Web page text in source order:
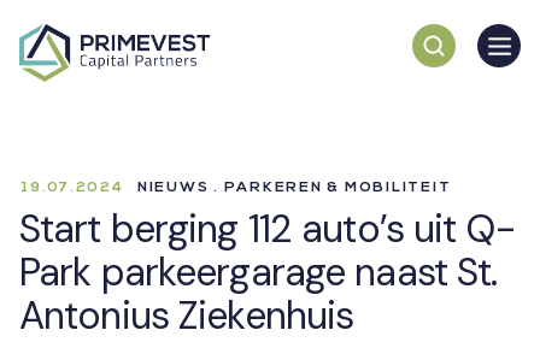
19.07.2024 NIEUWS . PARKEREN & MOBILITEIT
Start berging 112 auto’s uit Q-
Park parkeergarage naast St.
Antonius Ziekenhuis